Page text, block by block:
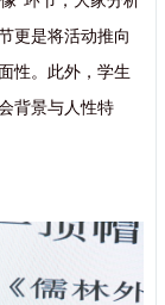
更是将活动推向
性。此外，学生
背景与人性特